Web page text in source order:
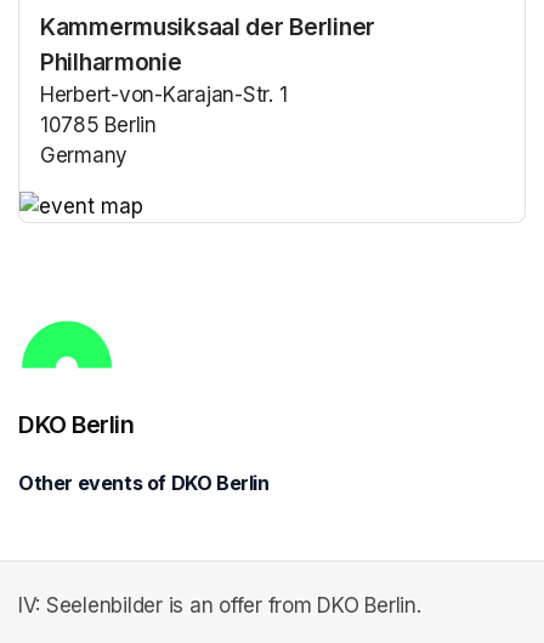
Kammermusiksaal der Berliner
Philharmonie
Herbert-von-Karajan-Str. 1
10785 Berlin
Germany
DKO Berlin
Other events of DKO Berlin
IV: Seelenbilder is an offer from DKO Berlin.